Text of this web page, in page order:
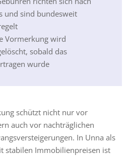
und sind bundesweit
Vormerkung wird
sobald das
wurde
schützt nicht nur vor
auch vor nachträglichen
In Unna als
stabilen Immobilienpreisen ist